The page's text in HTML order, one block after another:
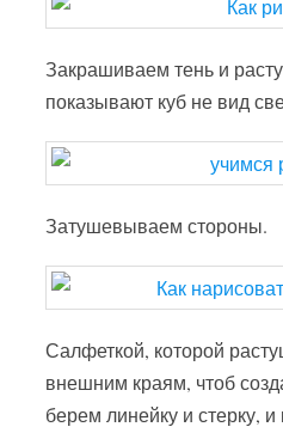
Закрашиваем тень и
показывают куб не вид
Затушевываем стороны.
Салфеткой, которой
внешним краям, чтоб
берем линейку и стерку,